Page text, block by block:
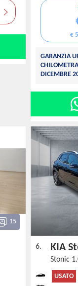
€
GARANZIA
DICEMBRE
15
6. KIA
USATO